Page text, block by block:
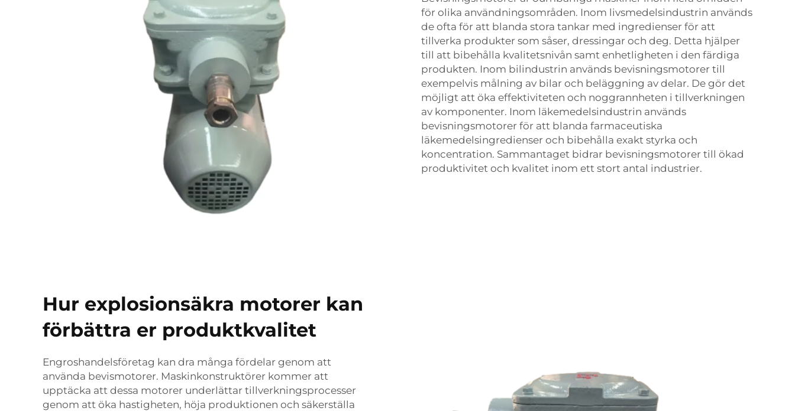
för olika användningsområden. Inom livsmedelsindustrin används
de ofta för att blanda stora tankar med ingredienser för att
tillverka produkter som såser, dressingar och deg. Detta hjälper
till att bibehålla kvalitetsnivån samt enhetligheten i den färdiga
produkten. Inom bilindustrin används bevisningsmotorer till
exempelvis målning av bilar och beläggning av delar. De gör det
möjligt att öka effektiviteten och noggrannheten i tillverkningen
av komponenter. Inom läkemedelsindustrin används
bevisningsmotorer för att blanda farmaceutiska
läkemedelsingredienser och bibehålla exakt styrka och
koncentration. Sammantaget bidrar bevisningsmotorer till ökad
produktivitet och kvalitet inom ett stort antal industrier.
Hur explosionsäkra motorer kan
förbättra er produktkvalitet
Engroshandelsföretag kan dra många fördelar genom att
använda bevismotorer. Maskinkonstruktörer kommer att
upptäcka att dessa motorer underlättar tillverkningsprocesser
genom att öka hastigheten, höja produktionen och säkerställa